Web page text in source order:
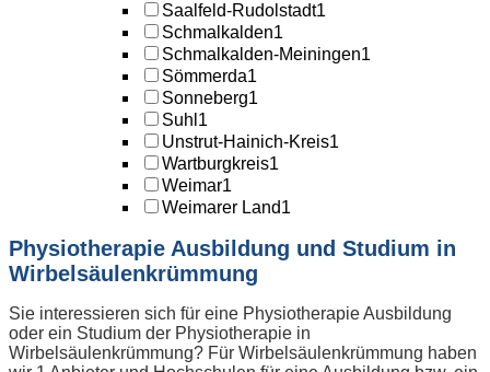
Saalfeld-Rudolstadt1
Schmalkalden1
Schmalkalden-Meiningen1
Sömmerda1
Sonneberg1
Suhl 1
Unstrut-Hainich-Kreis1
Wartburgkreis1
Weimar1
Weimarer Land1
Physiotherapie Ausbildung und Studium in
Wirbelsäulenkrümmung
Sie interessieren sich für eine Physiotherapie Ausbildung
oder ein Studium der Physiotherapie in
Wirbelsäulenkrümmung? Für Wirbelsäulenkrümmung haben